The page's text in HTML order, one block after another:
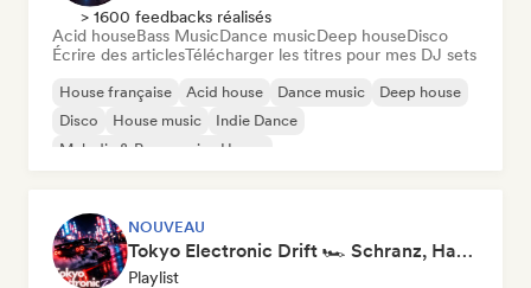
> 1600 feedbacks réalisés
Acid houseBass MusicDance musicDeep houseDisco
Écrire des articlesTélécharger les titres pour mes DJ sets
House française Acid house Dance music
Deep house
Disco
House music
Indie Dance
Melodic & Progressive House
NOUVEAU
Tokyo Electronic Drift 🏎️ Schranz, Hard Techno & Anime EDM
Playlist